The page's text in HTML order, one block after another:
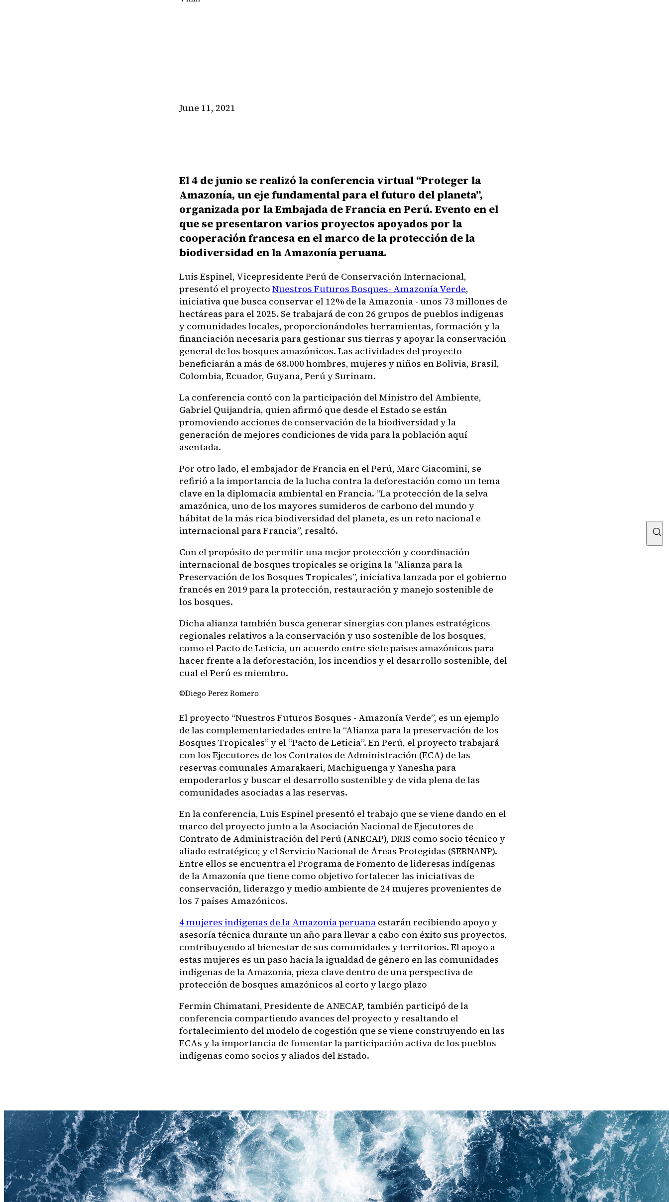
June 11, 2021
El 4 de junio se realizó la conferencia virtual “Proteger la
Amazonía, un eje fundamental para el futuro del planeta”,
organizada por la Embajada de Francia en Perú. Evento en el
que se presentaron varios proyectos apoyados por la
cooperación francesa en el marco de la protección de la
biodiversidad en la Amazonía peruana.
Luis Espinel, Vicepresidente Perú de Conservación Internacional,
presentó el proyecto Nuestros Futuros Bosques- Amazonía Verde,
iniciativa que busca conservar el 12% de la Amazonia - unos 73 millones de
hectáreas para el 2025. Se trabajará de con 26 grupos de pueblos indígenas
y comunidades locales, proporcionándoles herramientas, formación y la
financiación necesaria para gestionar sus tierras y apoyar la conservación
general de los bosques amazónicos. Las actividades del proyecto
beneficiarán a más de 68.000 hombres, mujeres y niños en Bolivia, Brasil,
Colombia, Ecuador, Guyana, Perú y Surinam.
La conferencia contó con la participación del Ministro del Ambiente,
Gabriel Quijandría, quien afirmó que desde el Estado se están
promoviendo acciones de conservación de la biodiversidad y la
generación de mejores condiciones de vida para la población aquí
asentada.
Por otro lado, el embajador de Francia en el Perú, Marc Giacomini, se
refirió a la importancia de la lucha contra la deforestación como un tema
clave en la diplomacia ambiental en Francia. “La protección de la selva
amazónica, uno de los mayores sumideros de carbono del mundo y
hábitat de la más rica biodiversidad del planeta, es un reto nacional e
internacional para Francia”, resaltó.
Con el propósito de permitir una mejor protección y coordinación
internacional de bosques tropicales se origina la "Alianza para la
Preservación de los Bosques Tropicales”, iniciativa lanzada por el gobierno
francés en 2019 para la protección, restauración y manejo sostenible de
los bosques.
Dicha alianza también busca generar sinergias con planes estratégicos
regionales relativos a la conservación y uso sostenible de los bosques,
como el Pacto de Leticia, un acuerdo entre siete países amazónicos para
hacer frente a la deforestación, los incendios y el desarrollo sostenible, del
cual el Perú es miembro.
©Diego Perez Romero
El proyecto “Nuestros Futuros Bosques - Amazonía Verde”, es un ejemplo
de las complementariedades entre la “Alianza para la preservación de los
Bosques Tropicales” y el “Pacto de Leticia”. En Perú, el proyecto trabajará
con los Ejecutores de los Contratos de Administración (ECA) de las
reservas comunales Amarakaeri, Machiguenga y Yanesha para
empoderarlos y buscar el desarrollo sostenible y de vida plena de las
comunidades asociadas a las reservas.
En la conferencia, Luis Espinel presentó el trabajo que se viene dando en el
marco del proyecto junto a la Asociación Nacional de Ejecutores de
Contrato de Administración del Perú (ANECAP), DRIS como socio técnico y
aliado estratégico; y el Servicio Nacional de Áreas Protegidas (SERNANP).
Entre ellos se encuentra el Programa de Fomento de lideresas indígenas
de la Amazonía que tiene como objetivo fortalecer las iniciativas de
conservación, liderazgo y medio ambiente de 24 mujeres provenientes de
los 7 países Amazónicos.
4 mujeres indígenas de la Amazonía peruana estarán recibiendo apoyo y
asesoría técnica durante un año para llevar a cabo con éxito sus proyectos,
contribuyendo al bienestar de sus comunidades y territorios. El apoyo a
estas mujeres es un paso hacia la igualdad de género en las comunidades
indígenas de la Amazonia, pieza clave dentro de una perspectiva de
protección de bosques amazónicos al corto y largo plazo
Fermin Chimatani, Presidente de ANECAP, también participó de la
conferencia compartiendo avances del proyecto y resaltando el
fortalecimiento del modelo de cogestión que se viene construyendo en las
ECAs y la importancia de fomentar la participación activa de los pueblos
indígenas como socios y aliados del Estado.